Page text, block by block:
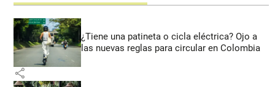
¿Tiene una patineta o cicla eléctrica? Ojo a
las nuevas reglas para circular en Colombia
share